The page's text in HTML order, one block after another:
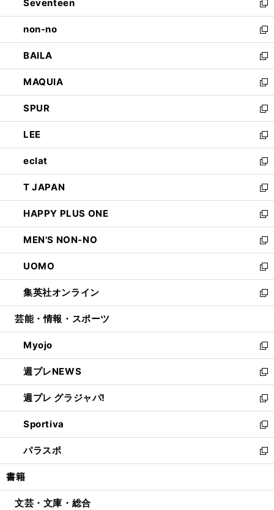
く
で
開
く
ド
ウ
で
開
く
Seventeen
新
し
い
ウ
ィ
ン
ド
ウ
で
開
く
non-no
新
し
い
ウ
ィ
ン
ド
ウ
で
開
く
BAILA
新
し
い
ウ
ィ
ン
ド
ウ
で
開
く
MAQUIA
新
し
い
ウ
ィ
ン
ド
ウ
で
開
く
SPUR
新
し
い
ウ
ィ
ン
ド
ウ
で
開
く
LEE
新
し
い
ウ
ィ
ン
ド
ウ
で
開
く
eclat
新
し
い
ウ
ィ
ン
ド
ウ
で
開
く
T JAPAN
新
し
い
ウ
ィ
ン
ド
ウ
で
開
HAPPY PLUS ONE
新
し
い
ウ
ィ
ン
ド
ウ
開
く
MEN'S NON-NO
新
し
い
ウ
ィ
ン
ウ
で
開
く
UOMO
新
し
い
ウ
ン
ド
ウ
で
開
く
集英社オンライン
新
し
ウ
ィ
ン
ド
ウ
で
開
く
芸能・情報・スポーツ
Myojo
新
し
い
ウ
ィ
ン
ド
ウ
で
開
週プレNEWS
新
し
い
ウ
ィ
ン
ド
ウ
開
週プレ グラジャパ!
新
し
い
ウ
ィ
ン
ウ
Sportiva
新
し
い
ウ
ン
パラスポ
新
し
ウ
書籍
文芸・文庫・総合